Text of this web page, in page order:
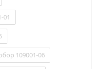
01
109001-06